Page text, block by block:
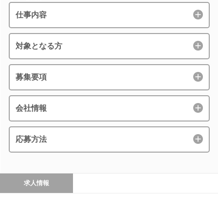
仕事内容
対象となる方
募集要項
会社情報
応募方法
求人情報